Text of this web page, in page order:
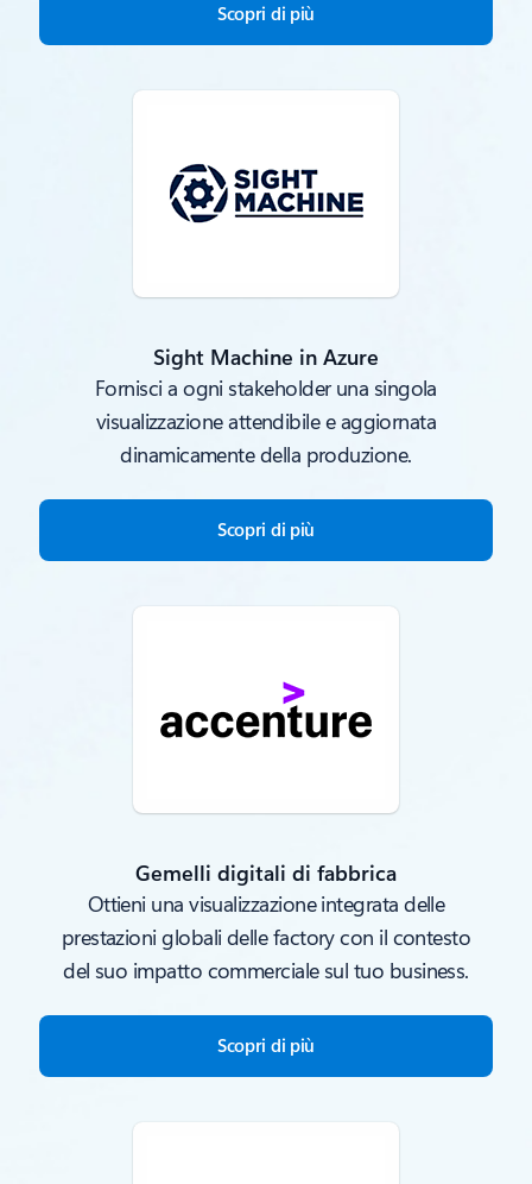
Scopri di più
Sight Machine in Azure
Fornisci a ogni stakeholder una singola
visualizzazione attendibile e aggiornata
dinamicamente della produzione.
Scopri di più
Gemelli digitali di fabbrica
Ottieni una visualizzazione integrata delle
prestazioni globali delle factory con il contesto
del suo impatto commerciale sul tuo business.
Scopri di più